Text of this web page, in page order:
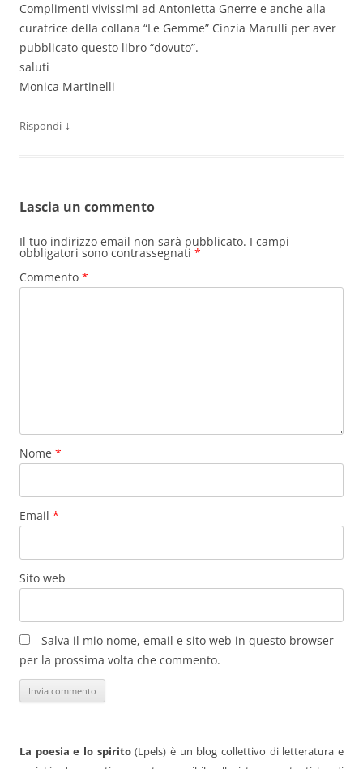
Complimenti vivissimi ad Antonietta Gnerre e anche alla
curatrice della collana “Le Gemme” Cinzia Marulli per aver
pubblicato questo libro “dovuto”.
saluti
Monica Martinelli
Rispondi ↓
Lascia un commento
Il tuo indirizzo email non sarà pubblicato. I campi
obbligatori sono contrassegnati *
Commento *
Nome *
Email *
Sito web
Salva il mio nome, email e sito web in questo browser
per la prossima volta che commento.
La poesia e lo spirito(Lpels) è un blog collettivo di letteratura e